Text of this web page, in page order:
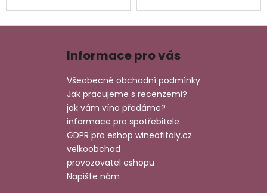
Informace pro vás
Všeobecné obchodní podmínky
Jak pracujeme s recenzemi?
jak vám víno předáme?
informace pro spotřebitele
GDPR pro eshop wineofitaly.cz
velkoobchod
provozovatel eshopu
Napište nám